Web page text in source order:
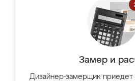
Замер и
Дизайнер-замерщик приедет